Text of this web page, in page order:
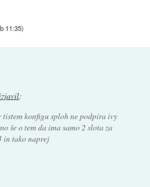
11:35)
:
konfigu sploh ne podpira ivy
še o tem da ima samo 2 slota za
in tako naprej